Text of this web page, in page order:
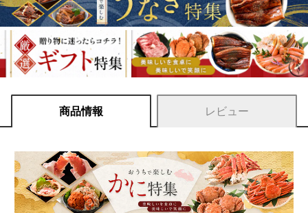
商品情報 レビュー